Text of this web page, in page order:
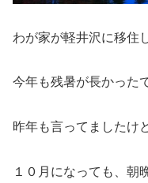
わが家が軽井沢に移住
今年も残暑が長かった
昨年も言ってましたけ
１０月になっても、朝